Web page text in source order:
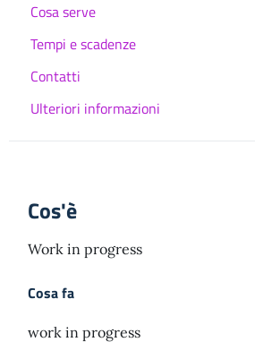
Cosa serve
Tempi e scadenze
Contatti
Ulteriori informazioni
Cos'è
Work in progress
Cosa fa
work in progress